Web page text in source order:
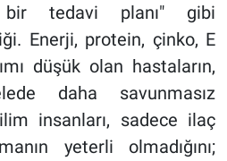
bir tedavi planı" gibi
Enerji, protein, çinko, E
düşük olan hastaların,
daha savunmasız
insanları, sadece ilaç
yeterli olmadığını;